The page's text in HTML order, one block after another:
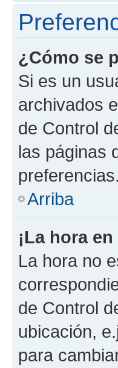
¿Cómo se
Si es un
archivados
de Control
las páginas
preferencias.
Arriba
¡La hora
La hora no
de Control
ubicación,
para